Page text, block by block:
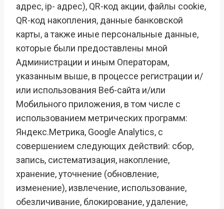
адрес, ip- адрес), QR-код акции, файлы cookie,
QR-код накопления, данные банковской
карты, а также иные персональные данные,
которые были предоставлены мной
Администрации и иным Операторам,
указанным выше, в процессе регистрации и/
или использования Веб-сайта и/или
Мобильного приложения, в том числе с
использованием метрических программ:
Яндекс.Метрика, Google Analytics, с
совершением следующих действий: сбор,
запись, систематизация, накопление,
хранение, уточнение (обновление,
изменение), извлечение, использование,
обезличивание, блокирование, удаление,